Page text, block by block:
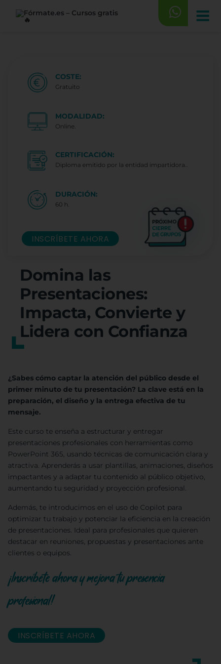
Domina las
Presentaciones:
Impacta, Convierte y
Lidera con Confianza
¿Sabes cómo captar la atención del público desde el
primer minuto de tu presentación? La clave está en la
preparación, el diseño y la entrega efectiva de tu
mensaje.
Este curso te enseña a estructurar y entregar
presentaciones profesionales con herramientas como
PowerPoint 365, usando técnicas de comunicación clara y
atractiva. Aprenderás a usar plantillas, animaciones, diseños
impactantes y a adaptar tu contenido al público objetivo,
aumentando tu seguridad y proyección profesional.
Además, te introducimos en el uso de Copilot para
optimizar tu trabajo y potenciar la eficiencia en la creación
de presentaciones. Ideal para profesionales que quieren
destacar en reuniones, propuestas y presentaciones ante
clientes o equipos.
¡Inscríbete ahora y mejora tu presencia
profesional!
INSCRÍBETE AHORA
COSTE:
Gratuito
MODALIDAD:
Online.
CERTIFICACIÓN:
Diploma emitido por la entidad impartidora..
DURACIÓN:
60 h.
INSCRÍBETE AHORA